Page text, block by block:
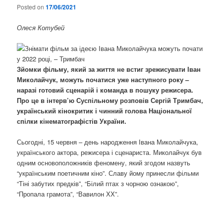
Posted on17/06/2021
Олеся Котубей
Зйомки фільму, який за життя не встиг зрежисувати Іван
Миколайчук, можуть початися уже наступного року –
наразі готовий сценарій і команда в пошуку режисера.
Про це в інтерв’ю Суспільному розповів Сергій Тримбач,
український кінокритик і чинний голова Національної
спілки кінематографістів України.
Сьогодні, 15 червня – день народження Івана Миколайчука,
українського актора, режисера і сценариста. Миколайчук був
одним основоположників феномену, який згодом назвуть
“українським поетичним кіно”. Славу йому принесли фільми
“Тіні забутих предків”, “Білий птах з чорною ознакою”,
“Пропала грамота”, “Вавилон ХХ”.